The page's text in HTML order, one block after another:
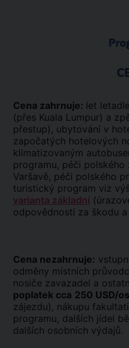
Cena zahrnuje: let
(přes Kuala Lumpur) a
přestup), ubytování v
započatých hotelových
klimatizovaným
programu, péči
Varšavě, péči polského
turistický program viz
varianta základní
odpovědnosti za škodu
Cena nezahrnuje:
odměny místních
nosiče zavazadel a
poplatek cca 250 USD/
zájezdu), nákupu
programu, dalších jídel
dalších osobních výdajů.